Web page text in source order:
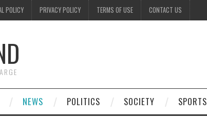
POLICY PRIVACY POLICY TERMS OF USE CONTACT US
NEWS POLITICS SOCIETY SPORTS